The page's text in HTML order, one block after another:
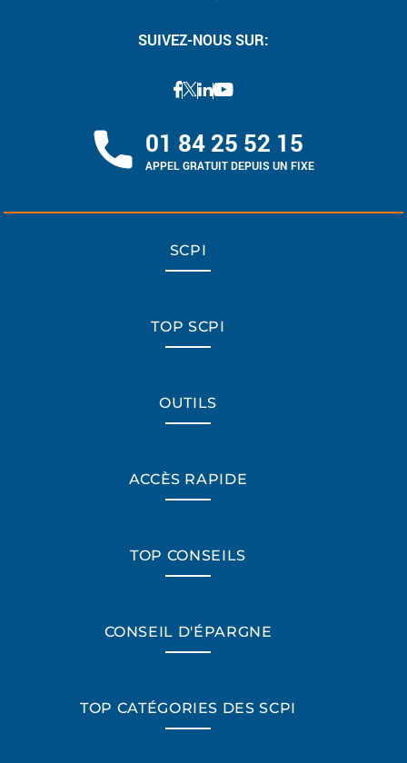
SUIVEZ-NOUS SUR:
01 84 25 52 15
APPEL GRATUIT DEPUIS UN FIXE
SCPI
TOP SCPI
OUTILS
ACCÈS RAPIDE
TOP CONSEILS
CONSEIL D'ÉPARGNE
TOP CATÉGORIES DES SCPI